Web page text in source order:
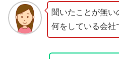
聞いたことが無い
何をしている会社